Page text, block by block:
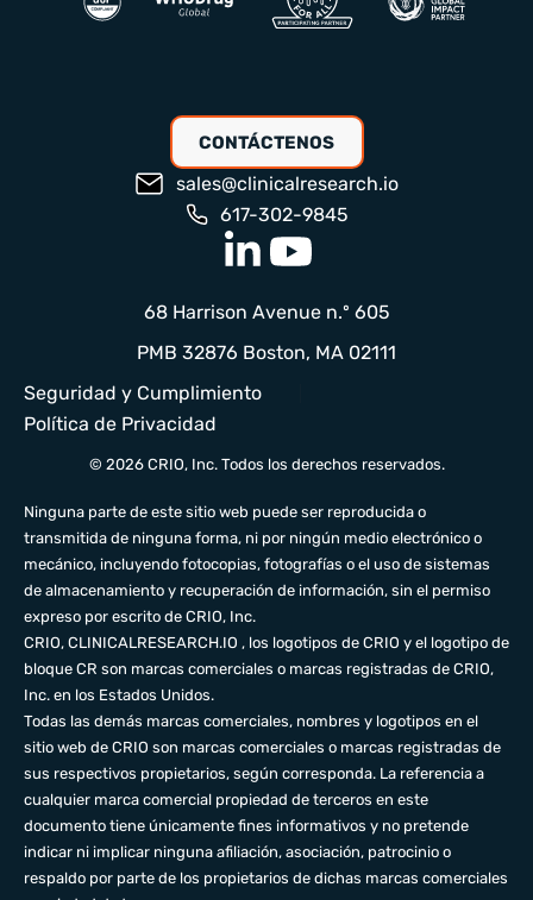
CONTÁCTENOS
sales@clinicalresearch.io
617-302-9845
Seguridad y Cumplimiento
Política de Privacidad
© 2026 CRIO, Inc. Todos los derechos reservados.
68 Harrison Avenue n.º 605
PMB 32876 Boston, MA 02111
Ninguna parte de este sitio web puede ser reproducida o
transmitida de ninguna forma, ni por ningún medio electrónico o
mecánico, incluyendo fotocopias, fotografías o el uso de sistemas
de almacenamiento y recuperación de información, sin el permiso
expreso por escrito de CRIO, Inc.
CRIO, CLINICALRESEARCH.IO , los logotipos de CRIO y el logotipo de
bloque CR son marcas comerciales o marcas registradas de CRIO,
Inc. en los Estados Unidos.
Todas las demás marcas comerciales, nombres y logotipos en el
sitio web de CRIO son marcas comerciales o marcas registradas de
sus respectivos propietarios, según corresponda. La referencia a
cualquier marca comercial propiedad de terceros en este
documento tiene únicamente fines informativos y no pretende
indicar ni implicar ninguna afiliación, asociación, patrocinio o
respaldo por parte de los propietarios de dichas marcas comerciales